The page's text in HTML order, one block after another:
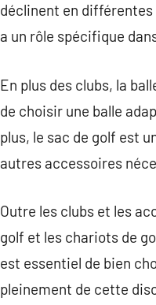
déclinent en différentes
a un rôle spécifique
En plus des clubs, la
de choisir une balle
plus, le sac de golf est
autres accessoires
Outre les clubs et les
golf et les chariots de
est essentiel de bien
pleinement de cette